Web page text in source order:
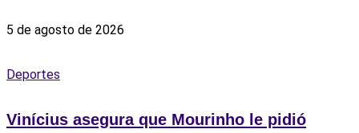
5 de agosto de 2026
Deportes
Vinícius asegura que Mourinho le pidió